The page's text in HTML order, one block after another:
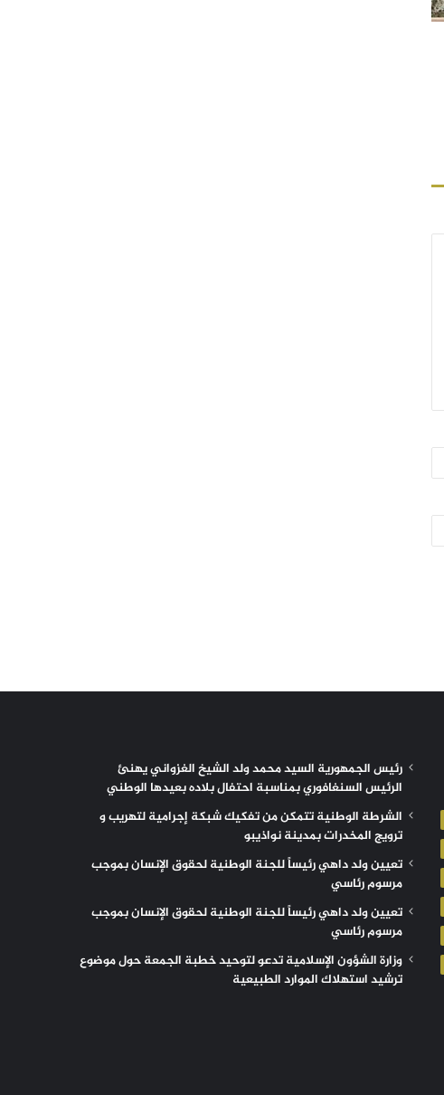
رئيس الجمهورية السيد محمد ولد الشيخ الغزواني يهنئ
الرئيس السنغافوري بمناسبة احتفال بلاده بعيدها الوطني
الشرطة الوطنية تتمكن من تفكيك شبكة إجرامية لتهريب و
ترويج المخدرات بمدينة نواذيبو
تعيين ولد داهي رئيساً للجنة الوطنية لحقوق الإنسان بموجب
مرسوم رئاسي
تعيين ولد داهي رئيساً للجنة الوطنية لحقوق الإنسان بموجب
مرسوم رئاسي
وزارة الشؤون الإسلامية تدعو لتوحيد خطبة الجمعة حول موضوع
ترشيد استهلاك الموارد الطبيعية